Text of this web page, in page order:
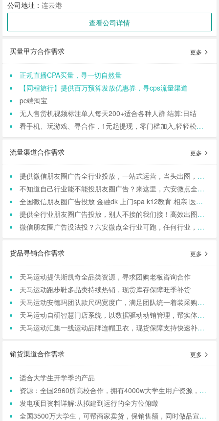
公司地址： 连云港
查看公司详情
买量甲方合作需求 更多
正规直播CPA买量，寻一切自然量
【同程旅行】提供百万预算发放优惠券，寻cps流量渠道
pc端淘宝
无人售货机视频标注单人每天200+适合各种人群 结算:日结
看手机、玩游戏、寻合作，1元起提现，零门槛加入,轻轻松松日结,寻找合作小伙伴（CPA/CPL）
流量渠道合作需求 更多
提供微信朋友圈广告全行业投放，一站式运营，当头出图，包过审！
不知道自己行业能不能投朋友圈广告？来这里，六安微点全行业可投！包资质！
全国微信朋友圈广告投放 金融dk 上门spa k12教育 相亲 医院医美 国学等禁投行业包资质 过审 无需保证金
提供全行业朋友圈广告投放，别人不接的我们接！高效出图、专业运营！
微信朋友圈广告没法投？六安微点全行业可跑，任何行业，当天出图，包过审！
货品寻销合作需求 更多
天马运动提供斯凯奇全品类资源，寻求团购老板咨询合作
天马运动跑步鞋多品类持续热销，现货库存保障旺季补货
天马运动安德玛团队款尺码宽度广，满足团队统一着装采购需求
天马运动自研智慧门店系统，以数据驱动动销管理，帮实体商家轻量化运营
天马运动汇集一线运动品牌连帽卫衣，现货保障支持快速补货，寻求b端商家合作
销货渠道合作需求 更多
适合大学生开学季的产品
资源：全国2960所高校合作，拥有4000w大学生用户资源，8万+发底薪的校内学生团长，需求符合大学生日常消费的产品，可保RIO
发电项目资料详解:从拟建到运行的全方位俯瞰
全国3500万大学生，可帮商家卖货，保销售额，同时做品宣和私域搭建！